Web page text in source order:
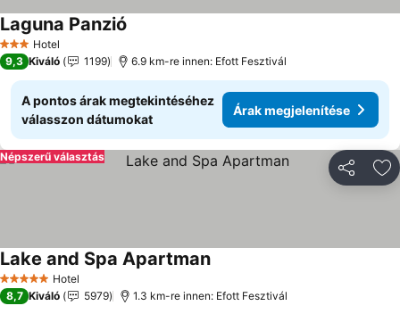
3 Kategória
Hotel
Laguna Panzió
9,3 Kiváló 1199 6.9 km-re innen: Efott Fesztivál
A pontos árak megtekintéséhez
válasszon dátumokat
Árak megjelenítése
Népszerű választás
5 KategóriaHotel
Lake and Spa Apartman
8,7 Kiváló 5979 1.3 km-re innen: Efott Fesztivál